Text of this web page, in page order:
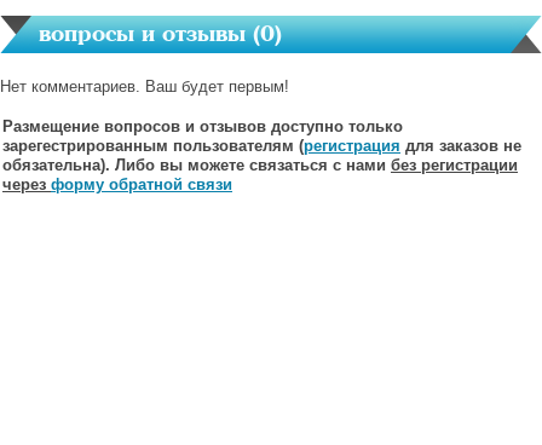
вопросы и отзывы (0)
Нет комментариев. Ваш будет первым!
Размещение вопросов и отзывов доступно только
зарегестрированным пользователям (регистрация для заказов не
обязательна). Либо вы можете связаться с нами без регистрации
через форму обратной связи